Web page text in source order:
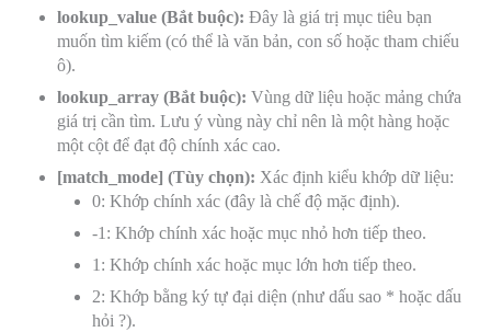
lookup_value (Bắt buộc): Đây là giá trị mục tiêu bạn
muốn tìm kiếm (có thể là văn bản, con số hoặc tham chiếu
ô).
lookup_array (Bắt buộc): Vùng dữ liệu hoặc mảng chứa
giá trị cần tìm. Lưu ý vùng này chỉ nên là một hàng hoặc
một cột để đạt độ chính xác cao.
[match_mode] (Tùy chọn): Xác định kiểu khớp dữ liệu:
0: Khớp chính xác (đây là chế độ mặc định).
-1 : Khớp chính xác hoặc mục nhỏ hơn tiếp theo.
1 : Khớp chính xác hoặc mục lớn hơn tiếp theo.
2: Khớp bằng ký tự đại diện (như dấu sao * hoặc dấu
hỏi ?).